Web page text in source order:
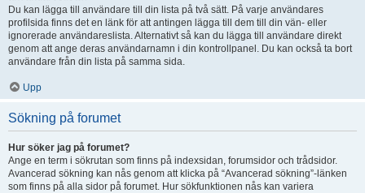
Du kan lägga till användare till din lista på två sätt. På varje användares
profilsida finns det en länk för att antingen lägga till dem till din vän- eller
ignorerade användareslista. Alternativt så kan du lägga till användare direkt
genom att ange deras användarnamn i din kontrollpanel. Du kan också ta bort
användare från din lista på samma sida.
Upp
Sökning på forumet
Hur söker jag på forumet?
Ange en term i sökrutan som finns på indexsidan, forumsidor och trådsidor.
Avancerad sökning kan nås genom att klicka på “Avancerad sökning”-länken
som finns på alla sidor på forumet. Hur sökfunktionen nås kan variera